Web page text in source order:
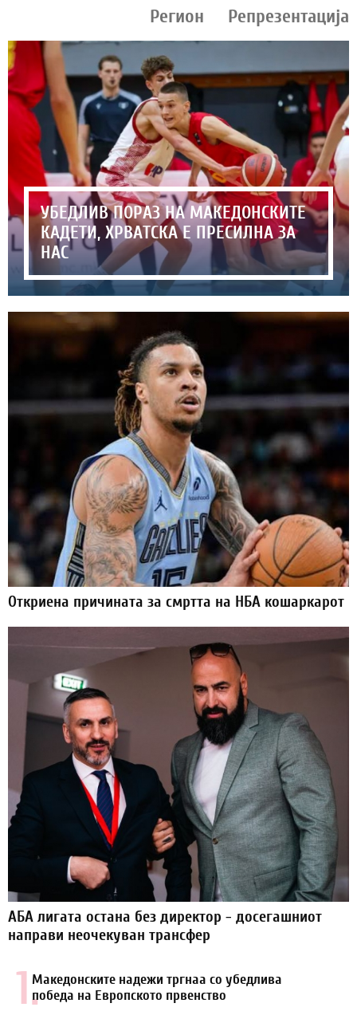
Регион
Репрезентација
УБЕДЛИВ ПОРАЗ НА МАКЕДОНСКИТЕ
КАДЕТИ, ХРВАТСКА Е ПРЕСИЛНА ЗА
НАС
Откриена причината за смртта на НБА кошаркарот
АБА лигата остана без директор - досегашниот
направи неочекуван трансфер
1.Македонските надежи тргнаа со убедлива
победа на Европското првенство